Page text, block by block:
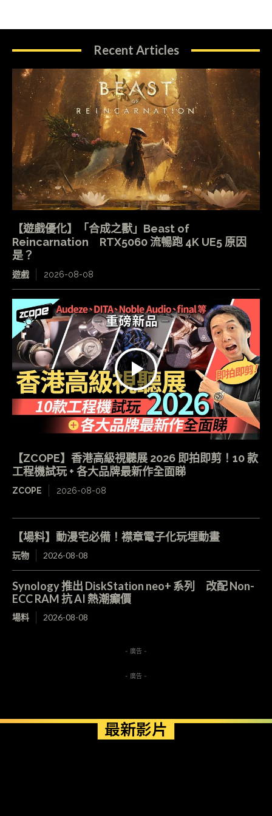
Recent Articles
【遊戲優化】「合成之獸」Beast of
Reincarnation RTX5060 流暢跑 4K UE5 原因
是？
遊戲 2026-08-08
【ZCOPE】香港高級視聽展 2026 即拍即剪！10 款
工程機試玩 + 各大品牌最新作全面睇
ZCOPE 2026-08-08
【場料】動漫宅必備！襟章電子化玩埋動畫
玩物 2026-08-08
Synology 推出 DiskStation neo+ 系列 改配 Non-
ECC RAM 抗 AI 熱潮癲價
場料 2026-08-08
- 廣告 -
- 廣告 -
最新影片